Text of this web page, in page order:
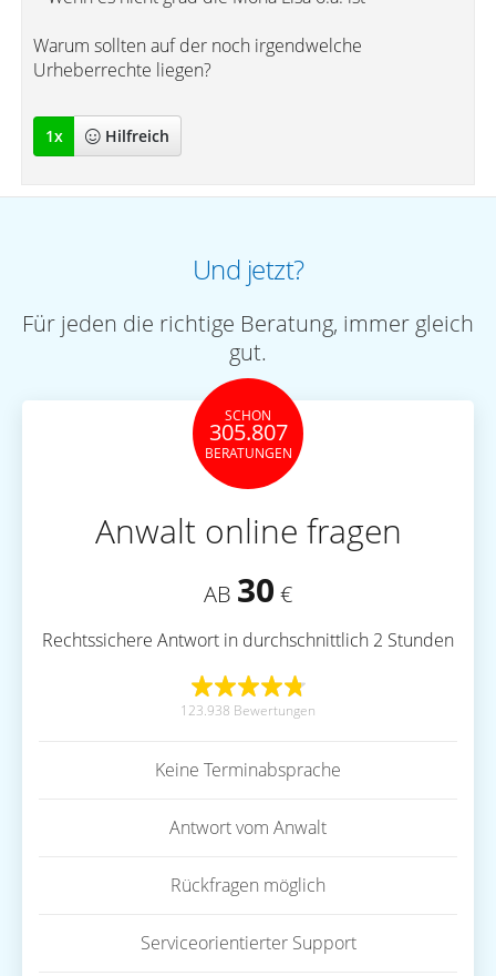
Warum sollten auf der noch irgendwelche
Urheberrechte liegen?
1x Hilfreich
Und jetzt?
Für jeden die richtige Beratung, immer gleich
gut.
SCHON
305.807
BERATUNGEN
Anwalt online fragen
AB 30 €
Rechtssichere Antwort in durchschnittlich 2 Stunden
123.938 Bewertungen
Keine Terminabsprache
Antwort vom Anwalt
Rückfragen möglich
Serviceorientierter Support